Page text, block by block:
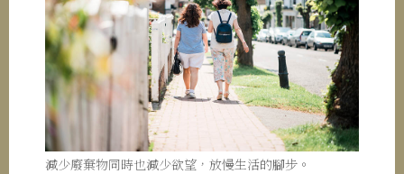
減少廢棄物同時也減少欲望，放慢生活的腳步。